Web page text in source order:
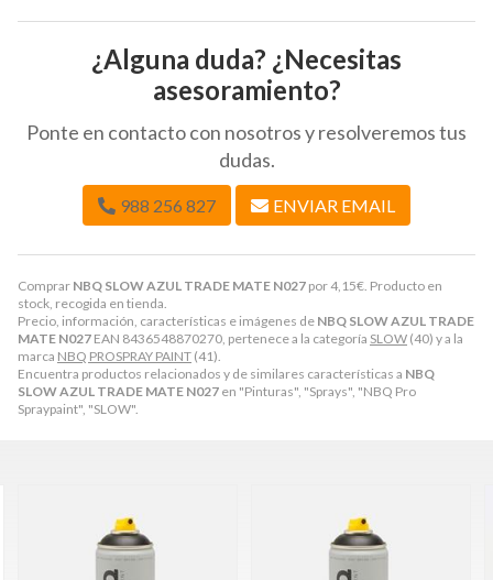
Comprar NBQ SLOW AZUL TRADE MATE N027 por4,15€. Producto en
stock, recogida en tienda.
Precio, información, características e imágenes de NBQ SLOW AZUL TRADE
MATE N027 EAN 8436548870270, pertenece a la categoría SLOW (40) y a la
marca NBQ PROSPRAY PAINT (41).
Encuentra productos relacionados y de similares características a NBQ
SLOW AZUL TRADE MATE N027 en "Pinturas", "Sprays", "NBQ Pro
Spraypaint", "SLOW".
¿Alguna duda? ¿Necesitas
asesoramiento?
Ponte en contacto con nosotros y resolveremos tus
dudas.
988 256 827 ENVIAR EMAIL